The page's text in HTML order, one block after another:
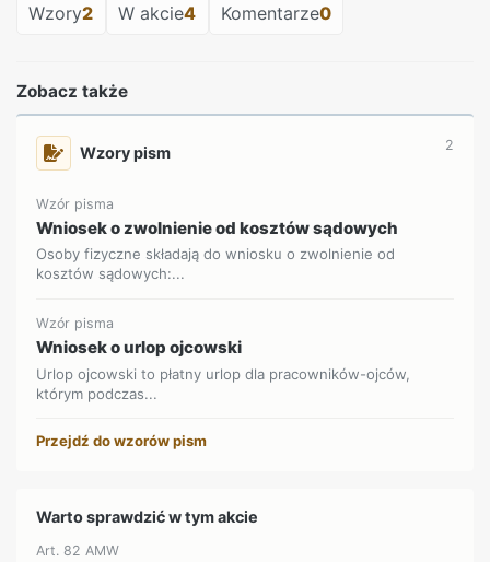
Wzory2 W akcie4 Komentarze0
Zobacz także
Wzory pism 2
Wzór pisma
Wniosek o zwolnienie od kosztów sądowych
Osoby fizyczne składają do wniosku o zwolnienie od
kosztów sądowych:...
Wzór pisma
Wniosek o urlop ojcowski
Urlop ojcowski to płatny urlop dla pracowników-ojców,
którym podczas...
Przejdź do wzorów pism
Warto sprawdzić w tym akcie
Art. 82 AMW